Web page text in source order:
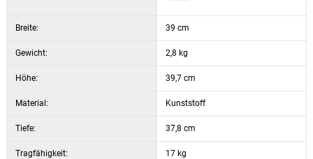
Breite: 39 cm
Gewicht: 2,8 kg
Höhe: 39,7 cm
Material: Kunststoff
Tiefe: 37,8 cm
Tragfähigkeit: 17 kg